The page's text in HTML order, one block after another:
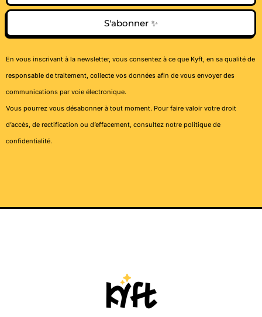
S'abonner ✨
En vous inscrivant à la newsletter, vous consentez à ce que Kyft, en sa qualité de
responsable de traitement, collecte vos données afin de vous envoyer des
communications par voie électronique.
Vous pourrez vous désabonner à tout moment. Pour faire valoir votre droit
d’accès, de rectification ou d’effacement, consultez notre politique de
confidentialité.